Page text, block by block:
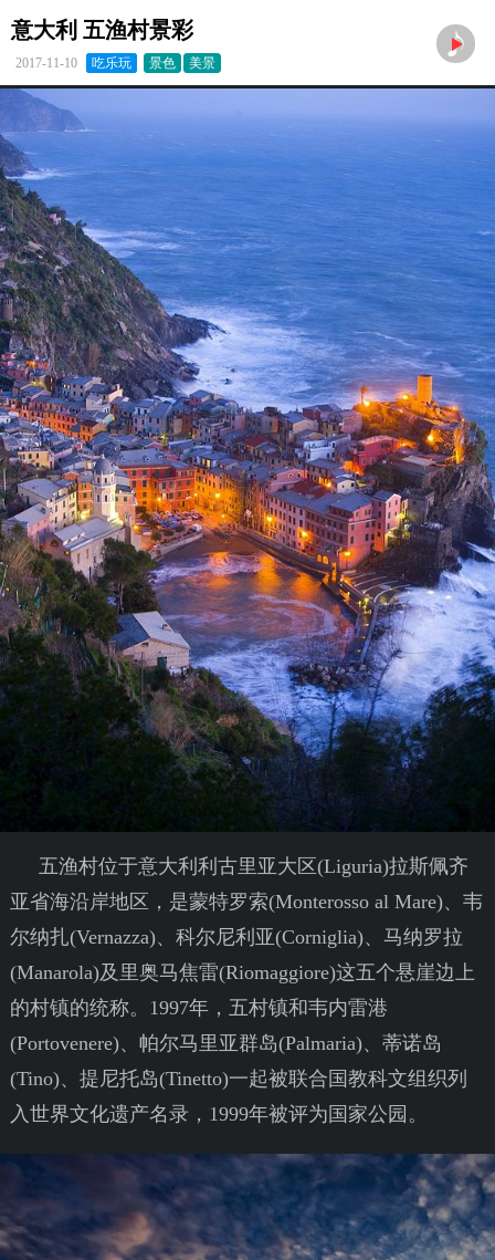
意大利 五渔村景彩
2017-11-10 吃乐玩 景色 美景
五渔村位于意大利利古里亚大区(Liguria)拉斯佩齐
亚省海沿岸地区，是蒙特罗索(Monterosso al Mare)、韦
尔纳扎(Vernazza)、科尔尼利亚(Corniglia)、马纳罗拉
(Manarola)及里奥马焦雷(Riomaggiore)这五个悬崖边上
的村镇的统称。1997年，五村镇和韦内雷港
(Portovenere)、帕尔马里亚群岛(Palmaria)、蒂诺岛
(Tino)、提尼托岛(Tinetto)一起被联合国教科文组织列
入世界文化遗产名录，1999年被评为国家公园。